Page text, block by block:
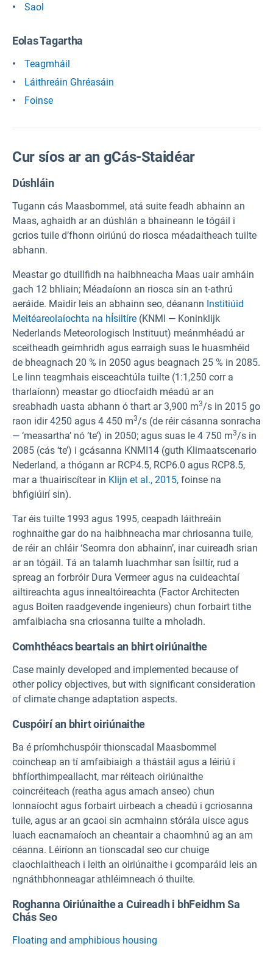
Saol
Eolas Tagartha
Teagmháil
Láithreáin Ghréasáin
Foinse
Cur síos ar an gCás-Staidéar
Dúshláin
Tugann cás Maasbommel, atá suite feadh abhainn an
Maas, aghaidh ar an dúshlán a bhaineann le tógáil i
gcrios tuile d’fhonn oiriúnú do riosca méadaitheach tuilte
abhann.
Meastar go dtuillfidh na haibhneacha Maas uair amháin
gach 12 bhliain; Méadaíonn an riosca sin an t-athrú
aeráide. Maidir leis an abhainn seo, déanann Institiúid
Meitéareolaíochta na hÍsiltíre (KNMI — Koninklijk
Nederlands Meteorologisch Instituut) meánmhéadú ar
sceitheadh geimhridh agus earraigh suas le huasmhéid
de bheagnach 20 % in 2050 agus beagnach 25 % in 2085.
Le linn teagmhais eisceachtúla tuilte (1:1,250 corr a
tharlaíonn) meastar go dtiocfaidh méadú ar an
sreabhadh uasta abhann ó thart ar 3,900 m3/s in 2015 go
raon idir 4250 agus 4 450 m3/s (de réir cásanna sonracha
— ‘measartha’ nó ‘te’) in 2050; agus suas le 4 750 m3/s in
2085 (cás ‘te’) i gcásanna KNMI14 (guth Klimaatscenario
Nederland, a thógann ar RCP4.5, RCP6.0 agus RCP8.5,
mar a thuairiscítear in Klijn et al., 2015, foinse na
bhfigiúirí sin).
Tar éis tuilte 1993 agus 1995, ceapadh láithreáin
roghnaithe gar do na haibhneacha mar chriosanna tuile,
de réir an chláir ‘Seomra don abhainn’, inar cuireadh srian
ar an tógáil. Tá an talamh luachmhar san Ísiltír, rud a
spreag an forbróir Dura Vermeer agus na cuideachtaí
ailtireachta agus innealtóireachta (Factor Architecten
agus Boiten raadgevende ingenieurs) chun forbairt tithe
amfaibiacha sna criosanna tuilte a mholadh.
Comhthéacs beartais an bhirt oiriúnaithe
Case mainly developed and implemented because of
other policy objectives, but with significant consideration
of climate change adaptation aspects.
Cuspóirí an bhirt oiriúnaithe
Ba é príomhchuspóir thionscadal Maasbommel
coincheap an tí amfaibiaigh a thástáil agus a léiriú i
bhfíorthimpeallacht, mar réiteach oiriúnaithe
coincréiteach (reatha agus amach anseo) chun
lonnaíocht agus forbairt uirbeach a cheadú i gcriosanna
tuile, agus ar an gcaoi sin acmhainn stórála uisce agus
luach eacnamaíoch an cheantair a chaomhnú ag an am
céanna. Léiríonn an tionscadal seo cur chuige
claochlaitheach i leith an oiriúnaithe i gcomparáid leis an
ngnáthbhonneagar athléimneach ó thuilte.
Roghanna Oiriúnaithe a Cuireadh i bhFeidhm Sa
Chás Seo
Floating and amphibious housing